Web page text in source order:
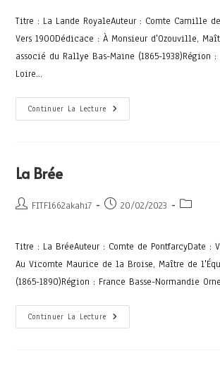
Titre : La Lande RoyaleAuteur : Comte Camille
Vers 1900Dédicace : À Monsieur d'Ozouville,
associé du Rallye Bas-Maine (1865-1938)Région
Loire…
Continuer La Lecture
La Brée
FITF1662akahi7 20/02/2023
Titre : La BréeAuteur : Comte de PontfarcyDate :
Au Vicomte Maurice de la Broise, Maître de
(1865-1890)Région : France Basse-Normandie
Continuer La Lecture